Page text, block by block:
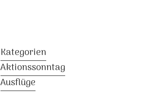
Kategorien
Aktionssonntag
Ausflüge